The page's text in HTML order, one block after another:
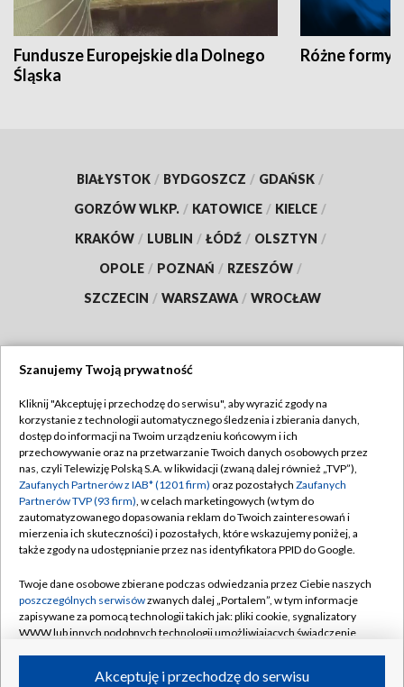
Fundusze Europejskie dla Dolnego
Śląska
Różne formy
BIAŁYSTOK / BYDGOSZCZ / GDAŃSK /
GORZÓW WLKP. / KATOWICE / KIELCE /
KRAKÓW / LUBLIN / ŁÓDŹ / OLSZTYN /
OPOLE / POZNAŃ / RZESZÓW /
SZCZECIN / WARSZAWA / WROCŁAW
TVP
Abonament TVP
Emisja w TVP
Centrum informacji TVP
Naziemna Telewizja Cyfrowa
Rada Programowa
System NOS
Informacje o nadawcy
Regulamin TVP
Polityka prywatności
Moje zgody
Pomoc
Kontakt
Kanały
Szanujemy Twoją prywatność
Kliknij "Akceptuję i przechodzę do serwisu", aby wyrazić zgody na
korzystanie z technologii automatycznego śledzenia i zbierania danych,
dostęp do informacji na Twoim urządzeniu końcowym i ich
przechowywanie oraz na przetwarzanie Twoich danych osobowych przez
nas, czyli Telewizję Polską S.A. w likwidacji (zwaną dalej również „TVP”),
Zaufanych Partnerów z IAB* (1201 firm) oraz pozostałych Zaufanych
Partnerów TVP (93 firm), w celach marketingowych (w tym do
zautomatyzowanego dopasowania reklam do Twoich zainteresowań i
mierzenia ich skuteczności) i pozostałych, które wskazujemy poniżej, a
także zgody na udostępnianie przez nas identyfikatora PPID do Google.
Twoje dane osobowe zbierane podczas odwiedzania przez Ciebie naszych
poszczególnych serwisówzwanych dalej „Portalem”, w tym informacje
zapisywane za pomocą technologii takich jak: pliki cookie, sygnalizatory
WWW lub innych podobnych technologii umożliwiających świadczenie
ruchu w Internecie.Akceptuję i przechodzę do serwisu